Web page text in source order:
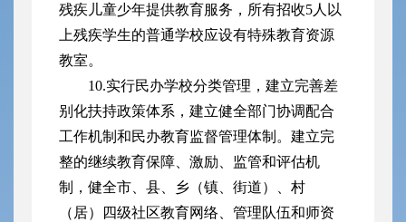
残疾儿童少年提供教育服务，所有招收5人以
上残疾学生的普通学校应设有特殊教育资源
教室。
10.实行民办学校分类管理，建立完善差
别化扶持政策体系，建立健全部门协调配合
工作机制和民办教育监督管理体制。建立完
整的继续教育保障、激励、监管和评估机
制，健全市、县、乡（镇、街道）、村
（居）四级社区教育网络、管理队伍和师资